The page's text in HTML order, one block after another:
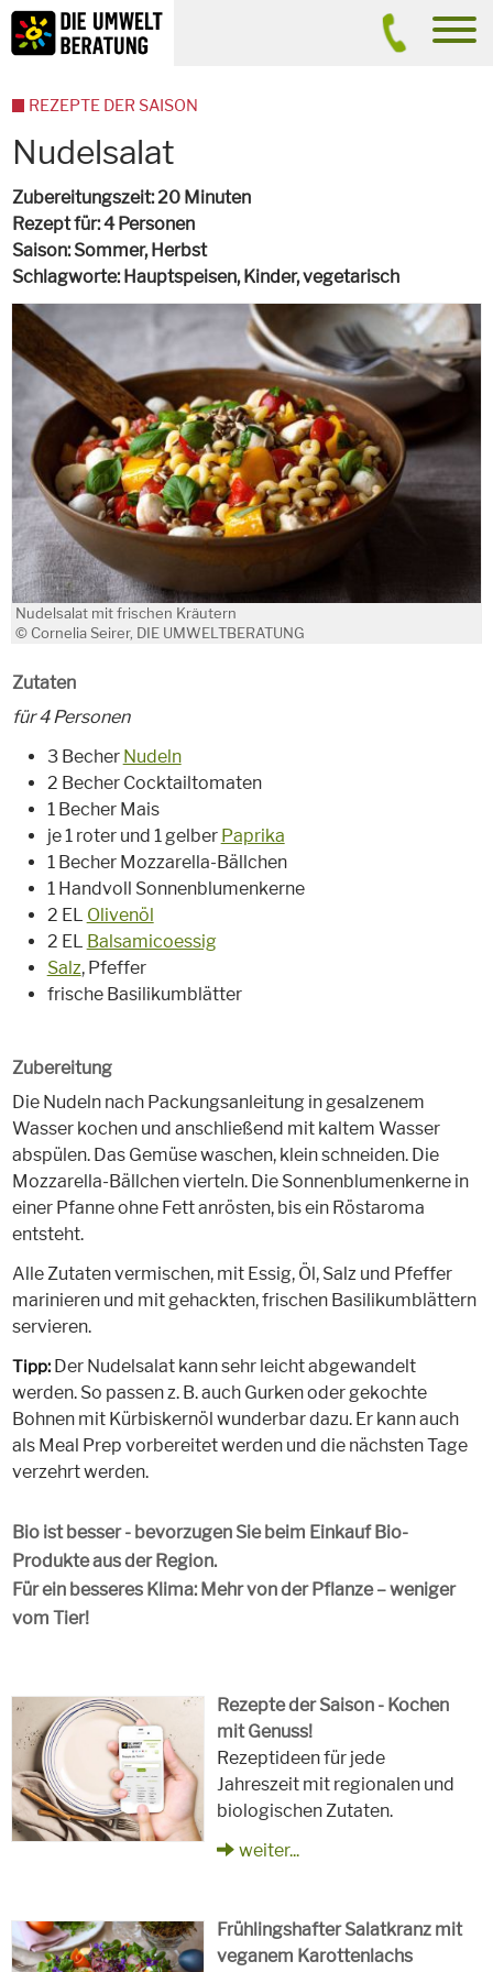
Inhalt
Suche
Nudelsalat
Zubereitungszeit 20 Minuten
Rezept für 4 Personen
Saison Sommer, Herbst
Schlagworte Hauptspeisen, Kinder,vegetarisch
Nudelsalat mit frischen Kräutern
© Cornelia Seirer, DIE UMWELTBERATUNG
Zutaten
für 4 Personen
3 Becher Nudeln
2 Becher Cocktailtomaten
1 Becher Mais
je 1 roter und 1 gelber Paprika
1 Becher Mozzarella-Bällchen
1 Handvoll Sonnenblumenkerne
2 EL Olivenöl
2 EL Balsamicoessig
Salz, Pfeffer
frische Basilikumblätter
Zubereitung
Die Nudeln nach Packungsanleitung in gesalzenem
Wasser kochen und anschließend mit kaltem Wasser
abspülen. Das Gemüse waschen, klein schneiden. Die
Mozzarella-Bällchen vierteln. Die Sonnenblumenkerne in
einer Pfanne ohne Fett anrösten, bis ein Röstaroma
entsteht.
Alle Zutaten vermischen, mit Essig, Öl, Salz und Pfeffer
marinieren und mit gehackten, frischen Basilikumblättern
servieren.
Tipp: Der Nudelsalat kann sehr leicht abgewandelt
werden. So passen z. B. auch Gurken oder gekochte
Bohnen mit Kürbiskernöl wunderbar dazu. Er kann auch
als Meal Prep vorbereitet werden und die nächsten Tage
verzehrt werden.
Bio ist besser - bevorzugen Sie beim Einkauf Bio-
Produkte aus der Region.
Für ein besseres Klima: Mehr von der Pflanze – weniger
vom Tier!
Rezepte der Saison - Kochen
mit Genuss!
Rezeptideen für jede
Jahreszeit mit regionalen und
biologischen Zutaten.
weiter...
Frühlingshafter Salatkranz mit
veganem Karottenlachs
REZEPTE DER SAISON